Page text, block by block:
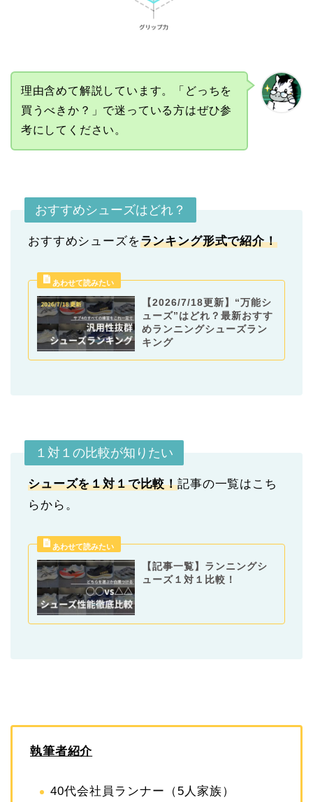
理由含めて解説しています。「どっちを
買うべきか？」で迷っている方はぜひ参
考にしてください。
おすすめシューズはどれ？
おすすめシューズをランキング形式で紹介！
【2026/7/18更新】“万能シ
ューズ”はどれ？最新おすす
めランニングシューズラン
キング
１対１の比較が知りたい
シューズを１対１で比較！記事の一覧はこち
らから。
【記事一覧】ランニングシ
ューズ１対１比較！
執筆者紹介
40代会社員ランナー（5人家族）